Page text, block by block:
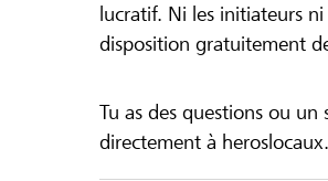
lucratif. Ni les initiateurs
disposition gratuitement
Tu as des questions ou
directement à